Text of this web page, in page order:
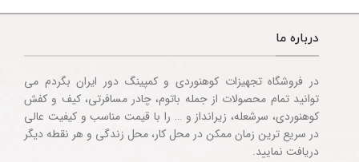
درباره ما
در فروشگاه تجهیزات کوهنوردی و کمپینگ دور ایران بگردم می
توانید تمام محصولات از جمله باتوم، چادر مسافرتی، کیف و کفش
کوهنوردی، سرشعله، زیرانداز و … را با قیمت مناسب و کیفیت عالی
در سریع ترین زمان ممکن در محل کار، محل زندگی و هر نقطه دیگر
دریافت نمایید.